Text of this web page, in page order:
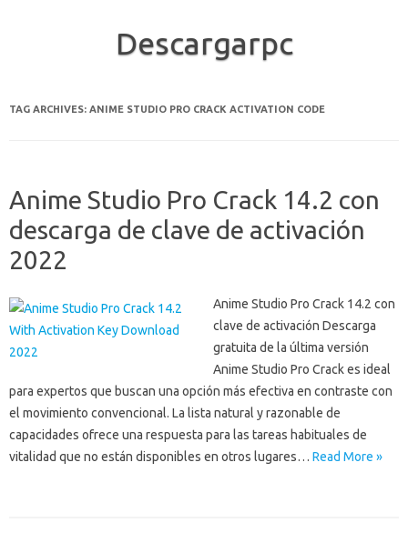
Descargarpc
TAG ARCHIVES: ANIME STUDIO PRO CRACK ACTIVATION CODE
Anime Studio Pro Crack 14.2 con
descarga de clave de activación
2022
Anime Studio Pro Crack 14.2 con
clave de activación Descarga
gratuita de la última versión
Anime Studio Pro Crack es ideal
para expertos que buscan una opción más efectiva en contraste con
el movimiento convencional. La lista natural y razonable de
capacidades ofrece una respuesta para las tareas habituales de
vitalidad que no están disponibles en otros lugares… Read More »